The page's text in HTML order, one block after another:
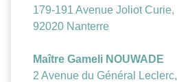
179-191 Avenue Joliot Curie,
92020 Nanterre
Maître Gameli NOUWADE
2 Avenue du Général Leclerc,